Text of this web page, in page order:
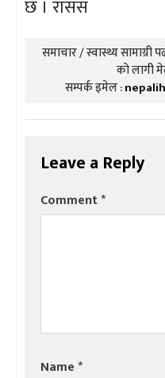
छ । रासस
समाचार / स्वास्थ्य सामाग्री
को लागी
सम्पर्क इमेल :
Leave a Reply
Comment*
Name*